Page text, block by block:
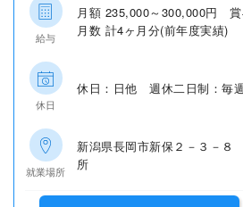
給与
月額 235,000～300,000円
月数 計4ヶ月分(前年度実績)
休日
休日：日他 週休二日制：毎
就業場所
新潟県長岡市新保２
所